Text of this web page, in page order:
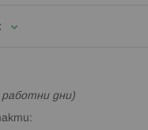
работни дни)